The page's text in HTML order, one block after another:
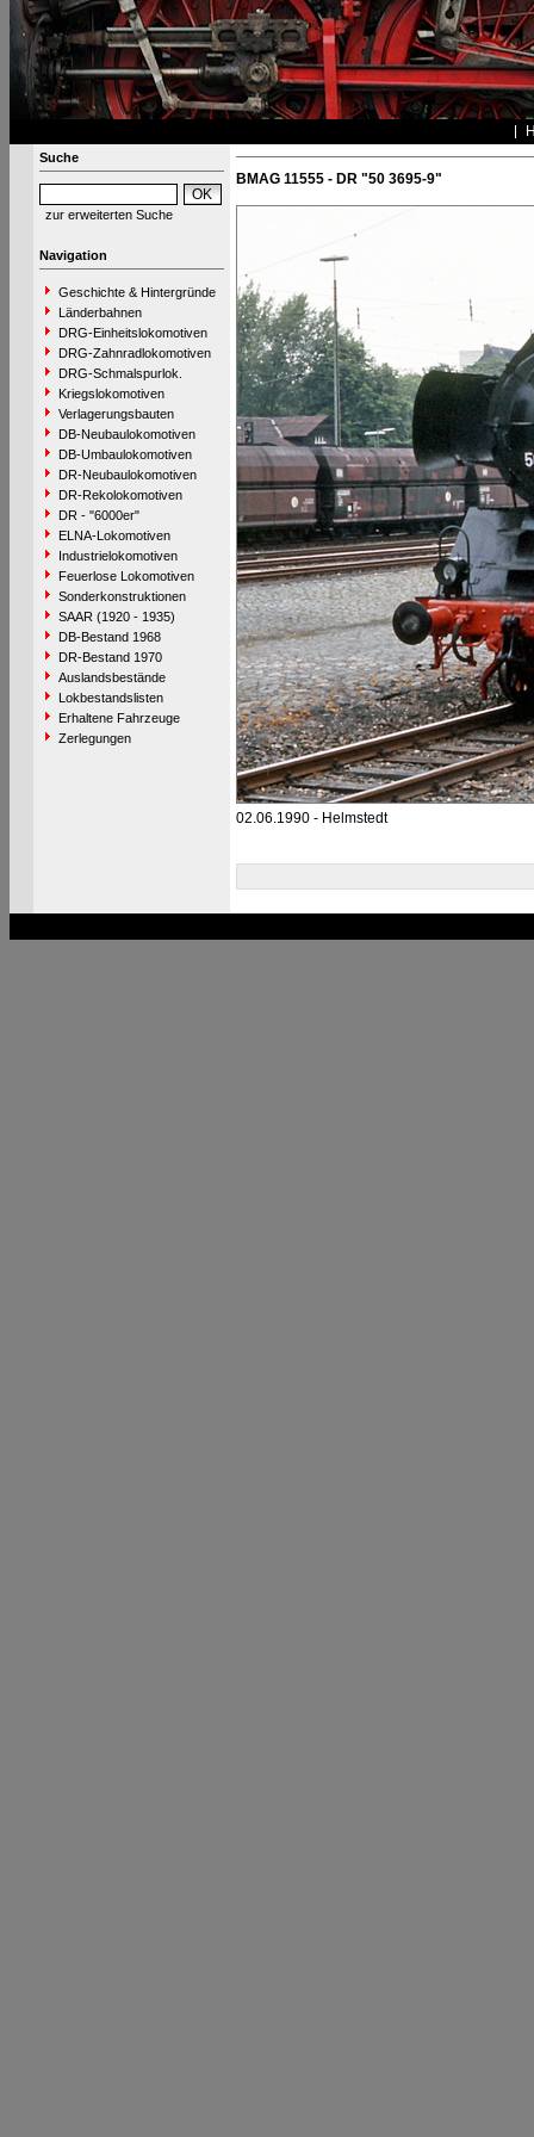
Suche
zur erweiterten Suche
Navigation
Geschichte & Hintergründe
Länderbahnen
DRG-Einheitslokomotiven
DRG-Zahnradlokomotiven
DRG-Schmalspurlok.
Kriegslokomotiven
Verlagerungsbauten
DB-Neubaulokomotiven
DB-Umbaulokomotiven
DR-Neubaulokomotiven
DR-Rekolokomotiven
DR - "6000er"
ELNA-Lokomotiven
Industrielokomotiven
Feuerlose Lokomotiven
Sonderkonstruktionen
SAAR (1920 - 1935)
DB-Bestand 1968
DR-Bestand 1970
Auslandsbestände
Lokbestandslisten
Erhaltene Fahrzeuge
Zerlegungen
BMAG 11555 - DR "50 3695-9"
02.06.1990 - Helmstedt